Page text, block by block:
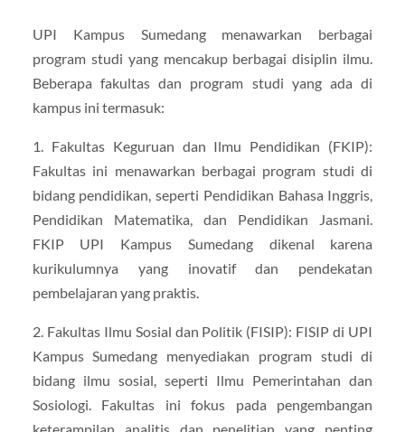
UPI Kampus Sumedang menawarkan berbagai
program studi yang mencakup berbagai disiplin ilmu.
Beberapa fakultas dan program studi yang ada di
kampus ini termasuk:
1. Fakultas Keguruan dan Ilmu Pendidikan (FKIP):
Fakultas ini menawarkan berbagai program studi di
bidang pendidikan, seperti Pendidikan Bahasa Inggris,
Pendidikan Matematika, dan Pendidikan Jasmani.
FKIP UPI Kampus Sumedang dikenal karena
kurikulumnya yang inovatif dan pendekatan
pembelajaran yang praktis.
2. Fakultas Ilmu Sosial dan Politik (FISIP): FISIP di UPI
Kampus Sumedang menyediakan program studi di
bidang ilmu sosial, seperti Ilmu Pemerintahan dan
Sosiologi. Fakultas ini fokus pada pengembangan